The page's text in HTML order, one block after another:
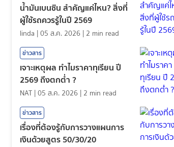
น้ำมันเบนซิน สำคัญแค่ไหน? สิ่งที่
ผู้ใช้รถควรรู้ในปี 2569
linda |05 ส.ค. 2026 | 2 min read
ข่าวสาร
เจาะเหตุผล ทำไมราคาทุเรียน ปี
2569 ถึงตกต่ำ ?
NAT |05 ส.ค. 2026 | 2 min read
ข่าวสาร
เรื่องที่ต้องรู้กับการวางแผนการ
เงินด้วยสูตร 50/30/20